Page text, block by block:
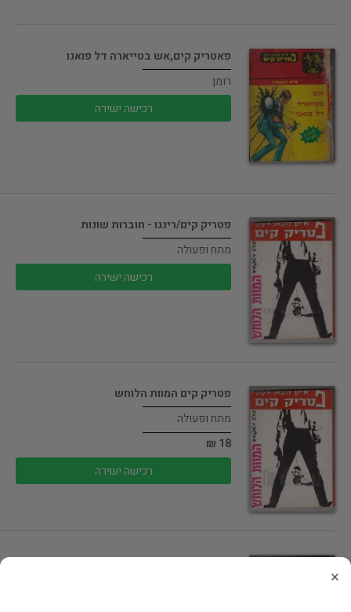
פאטריק קים,אש בטייארה דל פואנו
רומן
רכישה ישירה
פטריק קים/רינגו - חוברות שונות
מתח ופעולה
רכישה ישירה
פטריק קים המוות הלוחש
מתח ופעולה
18 ₪
רכישה ישירה
פטריק קים ערפילי המוות
×